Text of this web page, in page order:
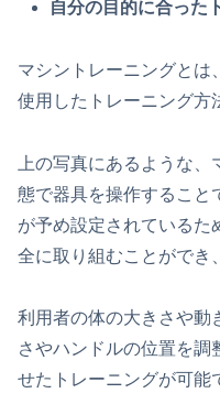
自分の目的に合った
マシントレーニングとは
使用したトレーニング方
上の写真にあるような
態で器具を操作すること
が予め設定されているた
全に取り組むことができ
利用者の体の大きさや動
さやハンドルの位置を調
せたトレーニングが可能